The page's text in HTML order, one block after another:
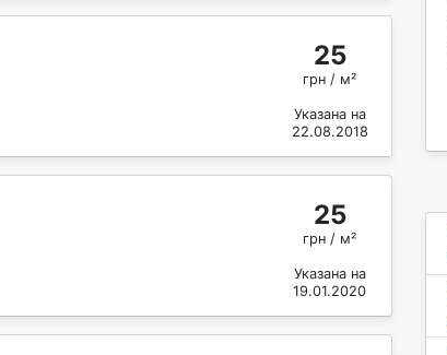
25
грн / м²
Указана на
22.08.2018
25
грн / м²
Указана на
19.01.2020